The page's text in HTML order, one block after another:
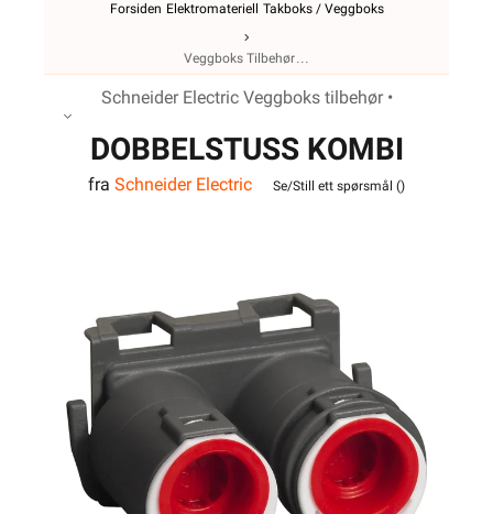
Forsiden Elektromateriell Takboks / Veggboks
Veggboks Tilbehør
Schneider Electric Veggboks tilbehør •
DOBBELSTUSS KOMBI
2X16/20
fra Schneider Electric Se/Still ett spørsmål ()